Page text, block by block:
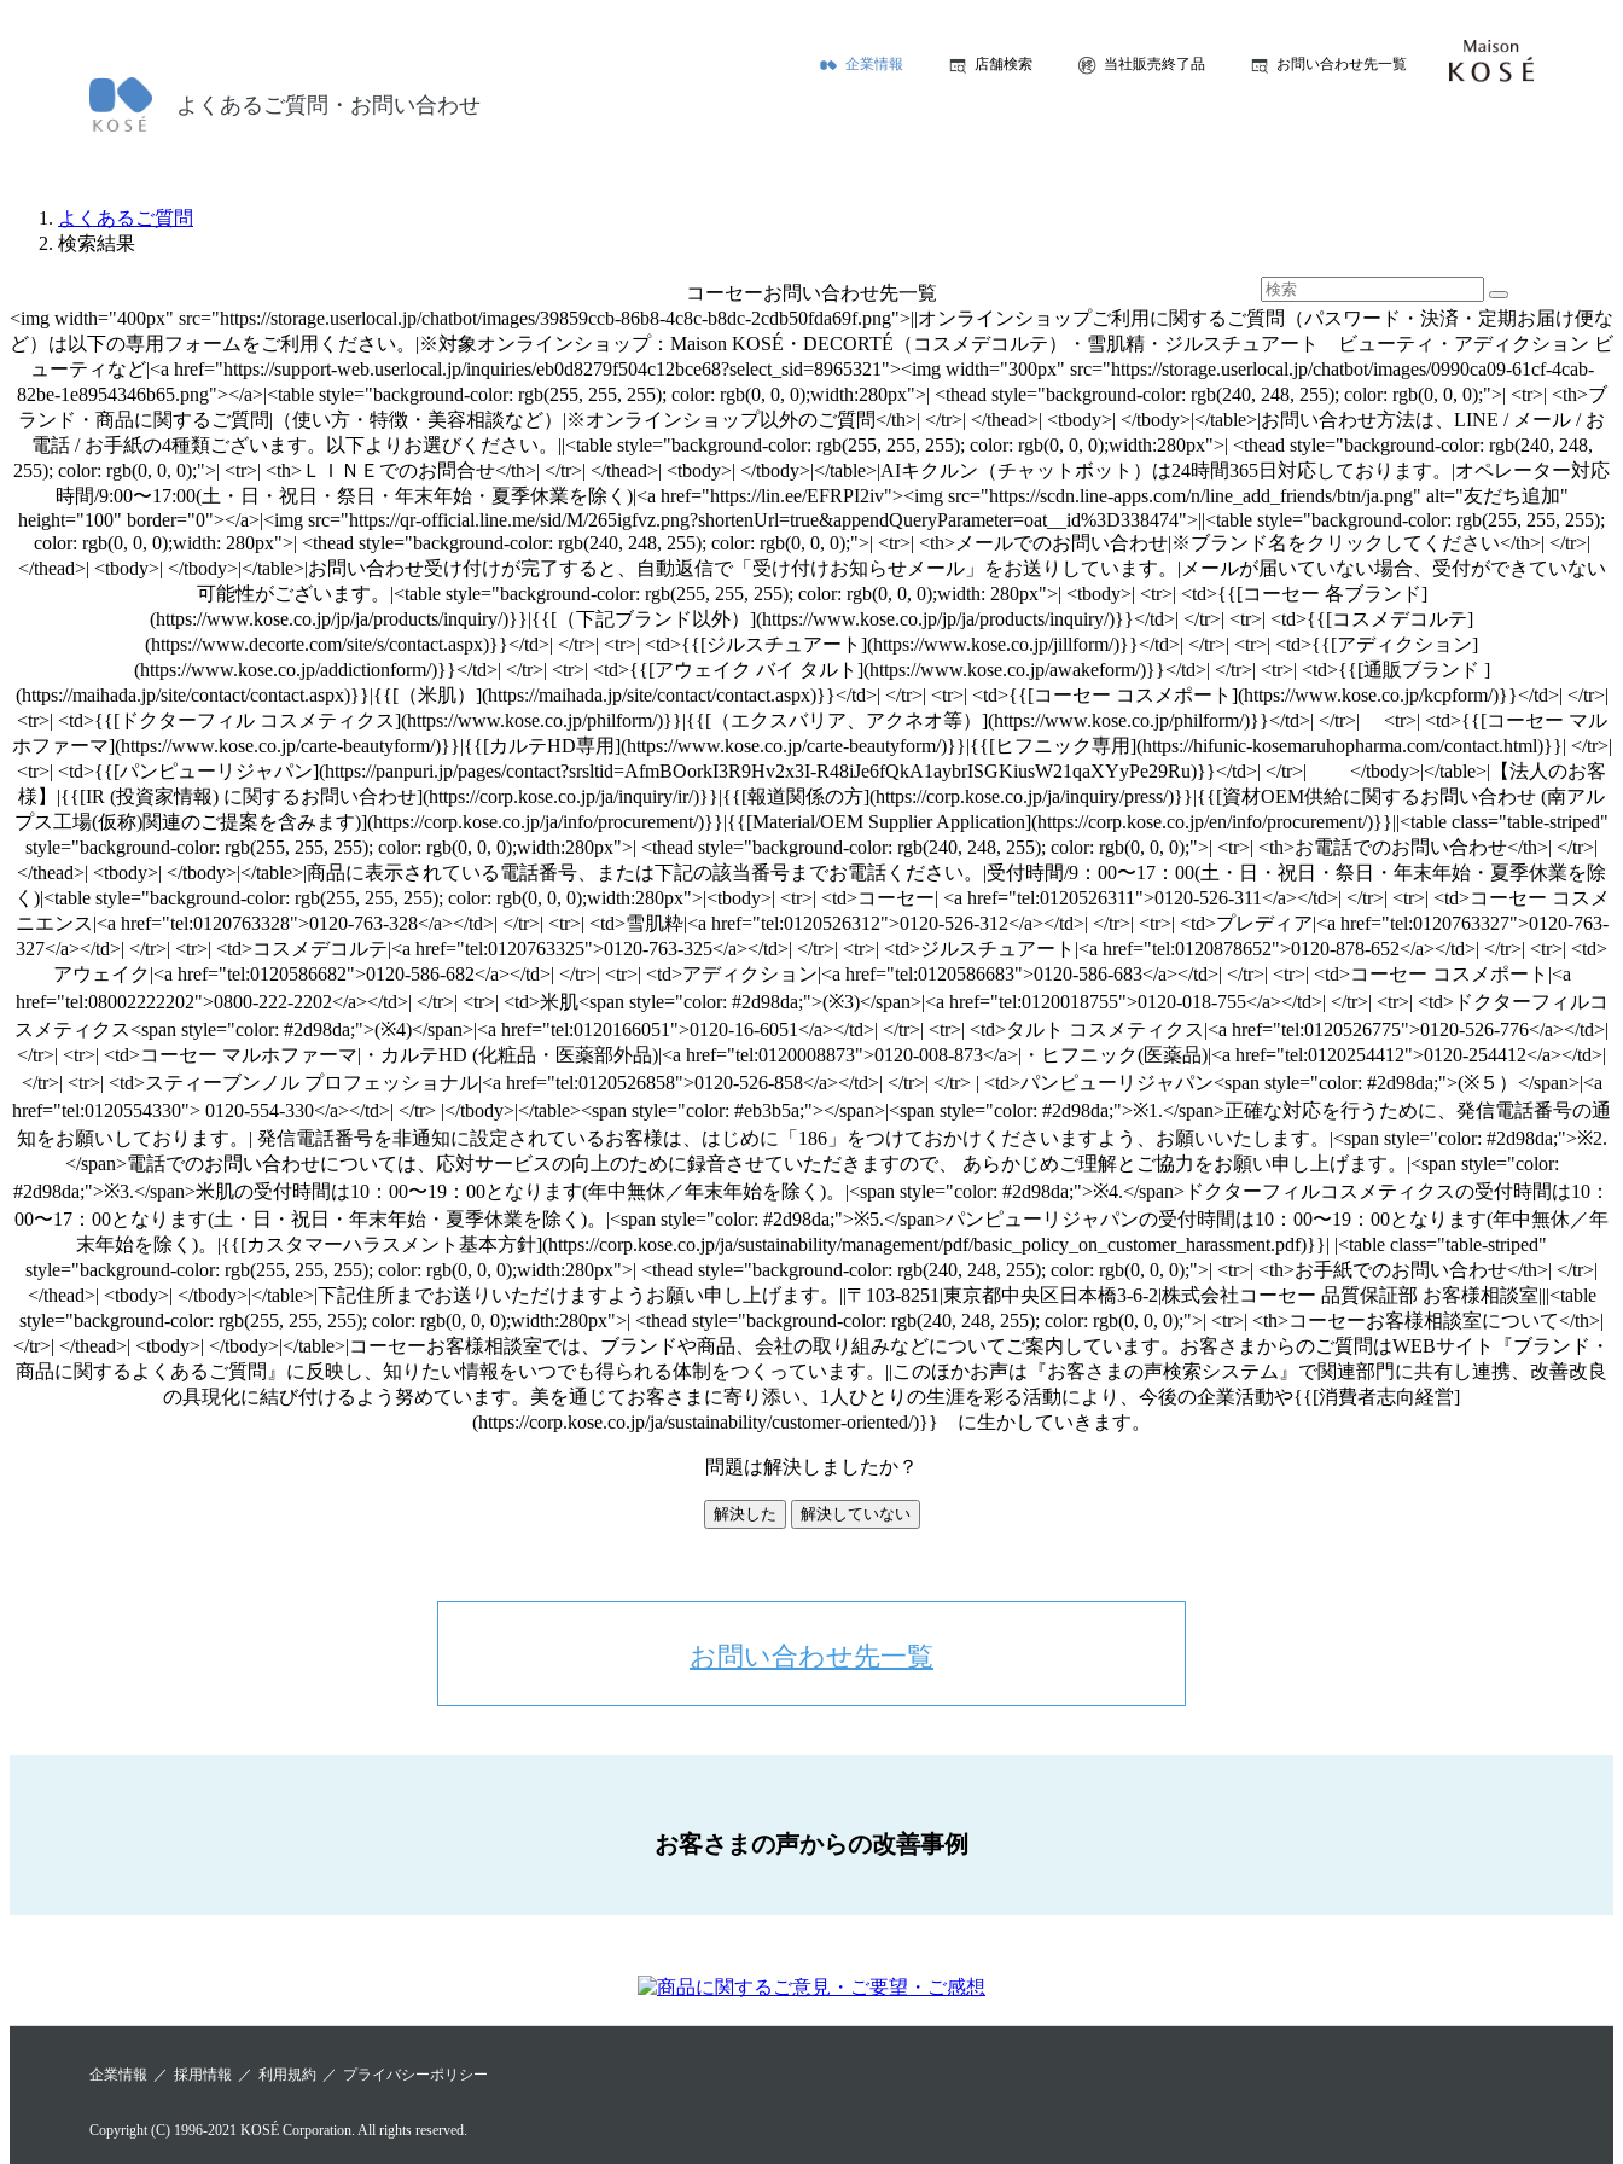
よくあるご質問・お問い合わせ
企業情報 店舗検索 当社販売終了品 お問い合わせ先一覧
よくあるご質問
検索結果
コーセーお問い合わせ先一覧
<img width="400px" src="https://storage.userlocal.jp/chatbot/images/39859ccb-86b8-4c8c-b8dc-2cdb50fda69f.png">||オンラインショップご利用に関するご質問（パスワード・決済・定期お届け便な
ど）は以下の専用フォームをご利用ください。|※対象オンラインショップ：Maison KOSÉ・DECORTÉ（コスメデコルテ）・雪肌精・ジルスチュアート ビューティ・アディクション ビ
ューティなど|<a href="https://support-web.userlocal.jp/inquiries/eb0d8279f504c12bce68?select_sid=8965321"><img width="300px" src="https://storage.userlocal.jp/chatbot/images/0990ca09-61cf-4cab-
82be-1e8954346b65.png"></a>|<table style="background-color: rgb(255, 255, 255); color: rgb(0, 0, 0);width:280px">| <thead style="background-color: rgb(240, 248, 255); color: rgb(0, 0, 0);">| <tr>| <th>ブ
ランド・商品に関するご質問|（使い方・特徴・美容相談など）|※オンラインショップ以外のご質問</th>| </tr>| </thead>| <tbody>| </tbody>|</table>|お問い合わせ方法は、LINE / メール / お
電話 / お手紙の4種類ございます。以下よりお選びください。||<table style="background-color: rgb(255, 255, 255); color: rgb(0, 0, 0);width:280px">| <thead style="background-color: rgb(240, 248,
255); color: rgb(0, 0, 0);">| <tr>| <th>ＬＩＮＥでのお問合せ</th>| </tr>| </thead>| <tbody>| </tbody>|</table>|AIキクルン（チャットボット）は24時間365日対応しております。|オペレーター対応
時間/9:00〜17:00(土・日・祝日・祭日・年末年始・夏季休業を除く)|<a href="https://lin.ee/EFRPI2iv"><img src="https://scdn.line-apps.com/n/line_add_friends/btn/ja.png" alt="友だち追加"
height="100" border="0"></a>|<img src="https://qr-official.line.me/sid/M/265igfvz.png?shortenUrl=true&appendQueryParameter=oat__id%3D338474">||<table style="background-color: rgb(255, 255, 255);
color: rgb(0, 0, 0);width: 280px">| <thead style="background-color: rgb(240, 248, 255); color: rgb(0, 0, 0);">| <tr>| <th>メールでのお問い合わせ|※ブランド名をクリックしてください</th>| </tr>|
</thead>| <tbody>| </tbody>|</table>|お問い合わせ受け付けが完了すると、自動返信で「受け付けお知らせメール」をお送りしています。|メールが届いていない場合、受付ができていない
可能性がございます。|<table style="background-color: rgb(255, 255, 255); color: rgb(0, 0, 0);width: 280px">| <tbody>| <tr>| <td>{{[コーセー 各ブランド]
(https://www.kose.co.jp/jp/ja/products/inquiry/)}}|{{[（下記ブランド以外）](https://www.kose.co.jp/jp/ja/products/inquiry/)}}</td>| </tr>| <tr>| <td>{{[コスメデコルテ]
(https://www.decorte.com/site/s/contact.aspx)}}</td>| </tr>| <tr>| <td>{{[ジルスチュアート](https://www.kose.co.jp/jillform/)}}</td>| </tr>| <tr>| <td>{{[アディクション]
(https://www.kose.co.jp/addictionform/)}}</td>| </tr>| <tr>| <td>{{[アウェイク バイ タルト](https://www.kose.co.jp/awakeform/)}}</td>| </tr>| <tr>| <td>{{[通販ブランド ]
(https://maihada.jp/site/contact/contact.aspx)}}|{{[（米肌）](https://maihada.jp/site/contact/contact.aspx)}}</td>| </tr>| <tr>| <td>{{[コーセー コスメポート](https://www.kose.co.jp/kcpform/)}}</td>| </tr>|
<tr>| <td>{{[ドクターフィル コスメティクス](https://www.kose.co.jp/philform/)}}|{{[（エクスバリア、アクネオ等）](https://www.kose.co.jp/philform/)}}</td>| </tr>| <tr>| <td>{{[コーセー マル
ホファーマ](https://www.kose.co.jp/carte-beautyform/)}}|{{[カルテHD専用](https://www.kose.co.jp/carte-beautyform/)}}|{{[ヒフニック専用](https://hifunic-kosemaruhopharma.com/contact.html)}}| </tr>|
<tr>| <td>{{[パンピューリジャパン](https://panpuri.jp/pages/contact?srsltid=AfmBOorkI3R9Hv2x3I-R48iJe6fQkA1aybrISGKiusW21qaXYyPe29Ru)}}</td>| </tr>| </tbody>|</table>|【法人のお客
様】|{{[IR (投資家情報) に関するお問い合わせ](https://corp.kose.co.jp/ja/inquiry/ir/)}}|{{[報道関係の方](https://corp.kose.co.jp/ja/inquiry/press/)}}|{{[資材OEM供給に関するお問い合わせ (南アル
プス工場(仮称)関連のご提案を含みます)](https://corp.kose.co.jp/ja/info/procurement/)}}|{{[Material/OEM Supplier Application](https://corp.kose.co.jp/en/info/procurement/)}}||<table class="table-striped"
style="background-color: rgb(255, 255, 255); color: rgb(0, 0, 0);width:280px">| <thead style="background-color: rgb(240, 248, 255); color: rgb(0, 0, 0);">| <tr>| <th>お電話でのお問い合わせ</th>| </tr>|
</thead>| <tbody>| </tbody>|</table>|商品に表示されている電話番号、または下記の該当番号までお電話ください。|受付時間/9：00〜17：00(土・日・祝日・祭日・年末年始・夏季休業を除
く)|<table style="background-color: rgb(255, 255, 255); color: rgb(0, 0, 0);width:280px">|<tbody>| <tr>| <td>コーセー| <a href="tel:0120526311">0120-526-311</a></td>| </tr>| <tr>| <td>コーセー コスメ
ニエンス|<a href="tel:0120763328">0120-763-328</a></td>| </tr>| <tr>| <td>雪肌粋|<a href="tel:0120526312">0120-526-312</a></td>| </tr>| <tr>| <td>プレディア|<a href="tel:0120763327">0120-763-
327</a></td>| </tr>| <tr>| <td>コスメデコルテ|<a href="tel:0120763325">0120-763-325</a></td>| </tr>| <tr>| <td>ジルスチュアート|<a href="tel:0120878652">0120-878-652</a></td>| </tr>| <tr>| <td>
アウェイク|<a href="tel:0120586682">0120-586-682</a></td>| </tr>| <tr>| <td>アディクション|<a href="tel:0120586683">0120-586-683</a></td>| </tr>| <tr>| <td>コーセー コスメポート|<a
href="tel:08002222202">0800-222-2202</a></td>| </tr>| <tr>| <td>米肌<span style="color: #2d98da;">(※3)</span>|<a href="tel:0120018755">0120-018-755</a></td>| </tr>| <tr>| <td>ドクターフィルコ
スメティクス<span style="color: #2d98da;">(※4)</span>|<a href="tel:0120166051">0120-16-6051</a></td>| </tr>| <tr>| <td>タルト コスメティクス|<a href="tel:0120526775">0120-526-776</a></td>|
</tr>| <tr>| <td>コーセー マルホファーマ|・カルテHD (化粧品・医薬部外品)|<a href="tel:0120008873">0120-008-873</a>|・ヒフニック(医薬品)|<a href="tel:0120254412">0120-254412</a></td>|
</tr>| <tr>| <td>スティーブンノル プロフェッショナル|<a href="tel:0120526858">0120-526-858</a></td>| </tr>| </tr> | <td>パンピューリジャパン<span style="color: #2d98da;">(※５）</span>|<a
href="tel:0120554330"> 0120-554-330</a></td>| </tr> |</tbody>|</table><span style="color: #eb3b5a;"></span>|<span style="color: #2d98da;">※1.</span>正確な対応を行うために、発信電話番号の通
知をお願いしております。| 発信電話番号を非通知に設定されているお客様は、はじめに「186」をつけておかけくださいますよう、お願いいたします。|<span style="color: #2d98da;">※2.
</span>電話でのお問い合わせについては、応対サービスの向上のために録音させていただきますので、 あらかじめご理解とご協力をお願い申し上げます。|<span style="color:
#2d98da;">※3.</span>米肌の受付時間は10：00〜19：00となります(年中無休／年末年始を除く)。|<span style="color: #2d98da;">※4.</span>ドクターフィルコスメティクスの受付時間は10：
00〜17：00となります(土・日・祝日・年末年始・夏季休業を除く)。|<span style="color: #2d98da;">※5.</span>パンピューリジャパンの受付時間は10：00〜19：00となります(年中無休／年
末年始を除く)。|{{[カスタマーハラスメント基本方針](https://corp.kose.co.jp/ja/sustainability/management/pdf/basic_policy_on_customer_harassment.pdf)}}| |<table class="table-striped"
style="background-color: rgb(255, 255, 255); color: rgb(0, 0, 0);width:280px">| <thead style="background-color: rgb(240, 248, 255); color: rgb(0, 0, 0);">| <tr>| <th>お手紙でのお問い合わせ</th>| </tr>|
</thead>| <tbody>| </tbody>|</table>|下記住所までお送りいただけますようお願い申し上げます。||〒103-8251|東京都中央区日本橋3-6-2|株式会社コーセー 品質保証部 お客様相談室|||<table
style="background-color: rgb(255, 255, 255); color: rgb(0, 0, 0);width:280px">| <thead style="background-color: rgb(240, 248, 255); color: rgb(0, 0, 0);">| <tr>| <th>コーセーお客様相談室について</th>|
</tr>| </thead>| <tbody>| </tbody>|</table>|コーセーお客様相談室では、ブランドや商品、会社の取り組みなどについてご案内しています。お客さまからのご質問はWEBサイト『ブランド・
商品に関するよくあるご質問』に反映し、知りたい情報をいつでも得られる体制をつくっています。||このほかお声は『お客さまの声検索システム』で関連部門に共有し連携、改善改良
の具現化に結び付けるよう努めています。美を通じてお客さまに寄り添い、1人ひとりの生涯を彩る活動により、今後の企業活動や{{[消費者志向経営]
(https://corp.kose.co.jp/ja/sustainability/customer-oriented/)}} に生かしていきます。
問題は解決しましたか？
解決した 解決していない
お問い合わせ先一覧
お客さまの声からの改善事例
企業情報 採用情報 利用規約 プライバシーポリシー
Copyright (C) 1996-2021 KOSÉ Corporation. All rights reserved.